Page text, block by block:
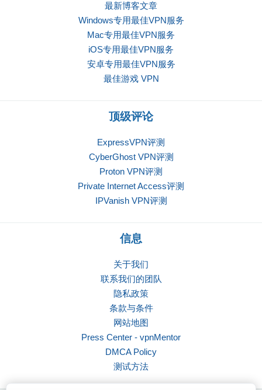
最新博客文章
Windows专用最佳VPN服务
Mac专用最佳VPN服务
iOS专用最佳VPN服务
安卓专用最佳VPN服务
最佳游戏 VPN
顶级评论
ExpressVPN评测
CyberGhost VPN评测
Proton VPN评测
Private Internet Access评测
IPVanish VPN评测
信息
关于我们
联系我们的团队
隐私政策
条款与条件
网站地图
Press Center - vpnMentor
DMCA Policy
测试方法